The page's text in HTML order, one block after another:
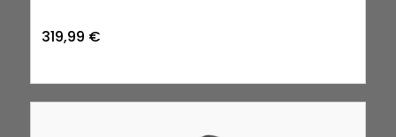
319,99 €